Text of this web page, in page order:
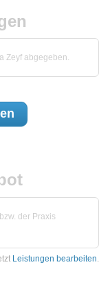
Zeyf abgegeben.
der Praxis
Leistungen bearbeiten.